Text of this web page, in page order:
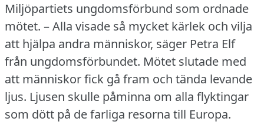
Miljöpartiets ungdomsförbund som ordnade
mötet. – Alla visade så mycket kärlek och vilja
att hjälpa andra människor, säger Petra Elf
från ungdomsförbundet. Mötet slutade med
att människor fick gå fram och tända levande
ljus. Ljusen skulle påminna om alla flyktingar
som dött på de farliga resorna till Europa.